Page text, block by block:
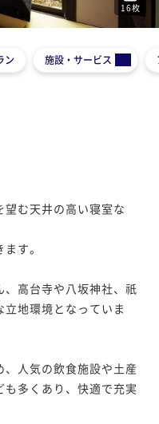
16枚
ン 施設・サービス
む天井の高い寝室な
す。
高台寺や八坂神社、祇
地環境となっていま
、人気の飲食施設や土産
多くあり、快適で充実